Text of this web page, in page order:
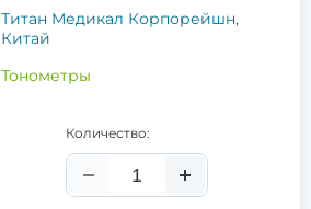
Титан Медикал Корпорейшн,
Китай
Тонометры
Количество: